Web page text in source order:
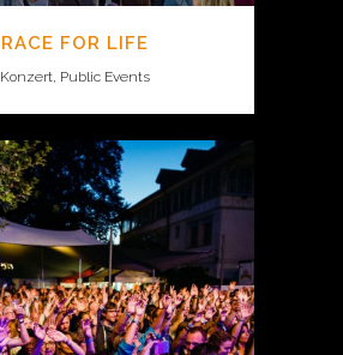
RACE FOR LIFE
Konzert, Public Events